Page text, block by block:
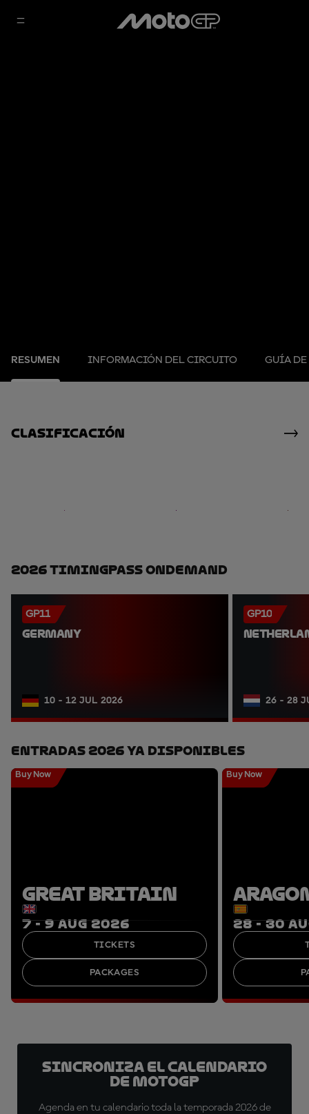
RESUMEN INFORMACIÓN DEL CIRCUITO GUÍA
clasificación
2026 TimingPass OnDemand
GP11
GERMANY
10 - 12 JUL 2026
GP10
26 - 28
Entradas 2026 Ya Disponibles
Buy Now
GREAT BRITAIN
7 - 9 AUG 2026
TICKETS
PACKAGES
Buy Now
28 - 30
Sincroniza el calendario
de MotoGP
Agenda en tu calendario toda la temporada 2026 de